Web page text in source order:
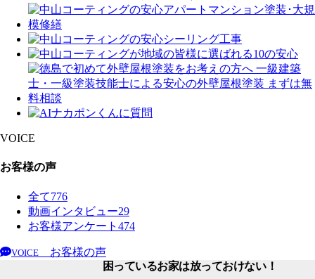
VOICE
お客様の声
全て776
動画インタビュー29
お客様アンケート 474
VOICE
お客様の声
困っているお家は放っておけない！